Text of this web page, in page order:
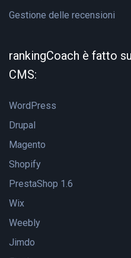
Gestione delle recensioni
rankingCoach è fatto
CMS:
WordPress
Drupal
Magento
Shopify
PrestaShop 1.6
Wix
Weebly
Jimdo